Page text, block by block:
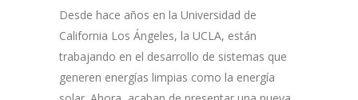
Desde hace años en la Universidad de
California Los Ángeles, la UCLA, están
trabajando en el desarrollo de sistemas que
generen energías limpias como la energía